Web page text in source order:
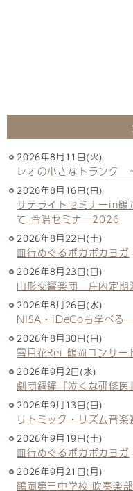
2026年8月11日(火)
レオの小さなトラン
2026年8月16日(日)
サテライトセミナーin
て 合唱セミナー2026
2026年8月22日(土)
血行めぐるポカポカヨガ
2026年8月23日(日)
山形交響楽団 庄内定
2026年8月26日(水)
NISA・iDeCoも学べる
2026年8月30日(日)
雪月花Rei 鶴岡コンサー
2026年9月2日(水)
劇団銅鑼『泣くな研修医』
2026年9月13日(日)
リトミック・リズム音楽
2026年9月19日(土)
血行めぐるポカポカヨガ
2026年9月21日(月)
鶴岡第三中学校 吹奏楽